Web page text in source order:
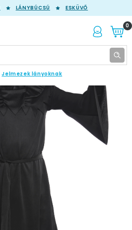
LÁNYBÚCSÚ ESKÜVŐ
0
Jelmezek lányoknak